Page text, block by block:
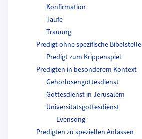
Konfirmation
Taufe
Trauung
Predigt ohne spezifische Bibelstelle
Predigt zum Krippenspiel
Predigten in besonderem Kontext
Gehörlosengottesdienst
Gottesdienst in Jerusalem
Universitätsgottesdienst
Evensong
Predigten zu speziellen Anlässen